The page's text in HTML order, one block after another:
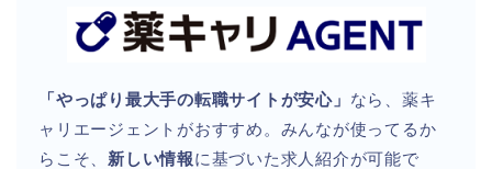
「やっぱり最大手の転職サイトが安心」 なら、薬キ
ャリエージェントがおすすめ。みんなが使ってるか
らこそ、 新しい情報に基づいた求人紹介が可能で